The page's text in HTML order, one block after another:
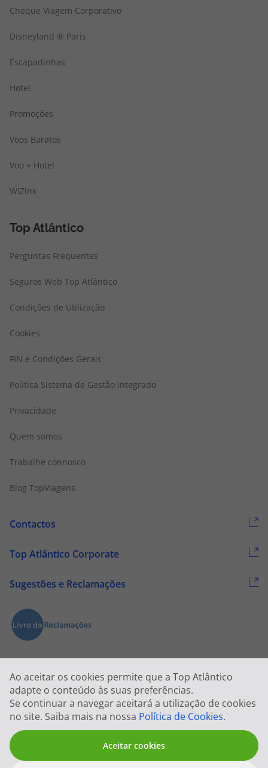
Ao aceitar os cookies permite que a Top Atlântico
adapte o conteúdo às suas preferências.
Se continuar a navegar aceitará a utilização de cookies
no site. Saiba mais na nossa Política de Cookies.
Aceitar cookies
Cheque Viagem Corporativo
Disneyland ® Paris
Escapadinhas
Hotel
Promoções
Voos Baratos
Voo + Hotel
WiZink
Top Atlântico
Perguntas Frequentes
Seguros Web Top Atlântico
Condições de Utilização
Cookies
FIN e Condições Gerais
Politica Sistema de Gestão Integrado
Privacidade
Quem somos
Trabalhe connosco
Blog TopViagens
Contactos
Top Atlântico Corporate
Sugestões e Reclamações
2026 © Todos os direitos reservados:Top Atlântico, Viagens e Turismo